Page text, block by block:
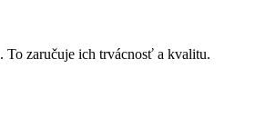
. To zaručuje ich trvácnosť a kvalitu.